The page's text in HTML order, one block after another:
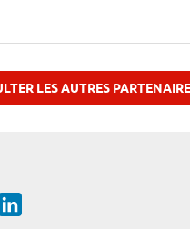
LES AUTRES